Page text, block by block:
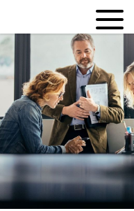
Bauarbeiten
in
der
Jahnstraße